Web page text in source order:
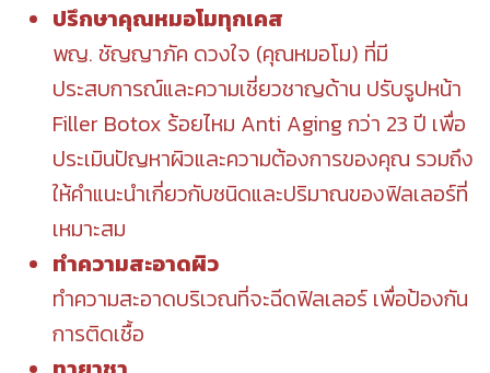
ปรึกษาคุณหมอโมทุกเคส
พญ. ชัญญาภัค ดวงใจ (คุณหมอโม) ที่มี
ประสบการณ์และความเชี่ยวชาญด้าน ปรับรูปหน้า
Filler Botox ร้อยไหม Anti Aging กว่า 23 ปี เพื่อ
ประเมินปัญหาผิวและความต้องการของคุณ รวมถึง
ให้คำแนะนำเกี่ยวกับชนิดและปริมาณของฟิลเลอร์ที่
เหมาะสม
ทำความสะอาดผิว
ทำความสะอาดบริเวณที่จะฉีดฟิลเลอร์ เพื่อป้องกัน
การติดเชื้อ